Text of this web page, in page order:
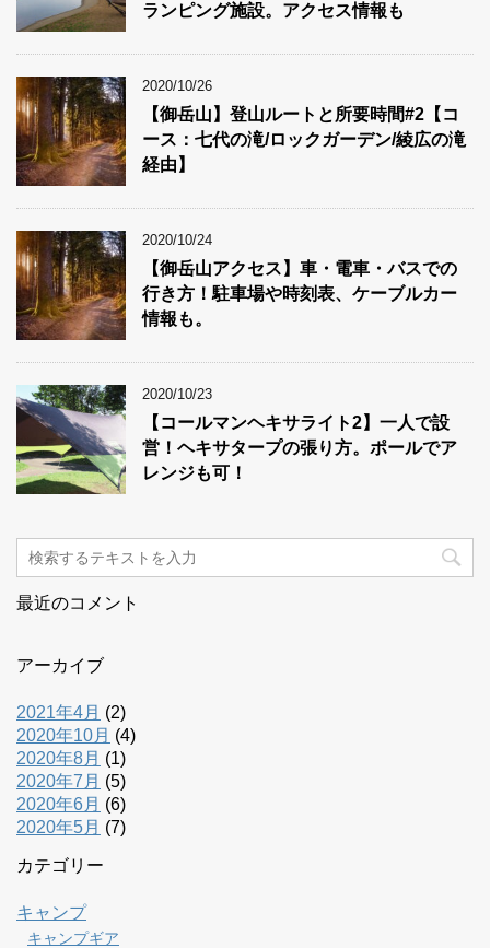
ランピング施設。アクセス情報も
2020/10/26
【御岳山】登山ルートと所要時間#2【コ
ース：七代の滝/ロックガーデン/綾広の滝
経由】
2020/10/24
【御岳山アクセス】車・電車・バスでの
行き方！駐車場や時刻表、ケーブルカー
情報も。
2020/10/23
【コールマンヘキサライト2】一人で設
営！ヘキサタープの張り方。ポールでア
レンジも可！
最近のコメント
アーカイブ
2021年4月 (2)
2020年10月 (4)
2020年8月 (1)
2020年7月 (5)
2020年6月 (6)
2020年5月 (7)
カテゴリー
キャンプ
キャンプギア